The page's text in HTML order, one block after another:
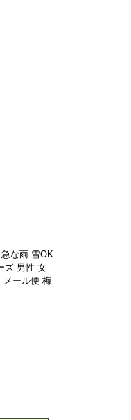
な雨 雪OK
ズ 男性 女
メール便 梅